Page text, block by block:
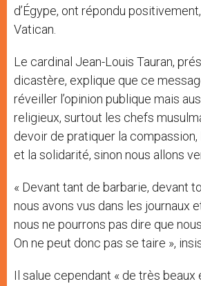
d’Égype, ont répondu
Vatican.
Le cardinal Jean-Louis Tauran,
dicastère, explique que ce
réveiller l’opinion publique mais
religieux, surtout les chefs
devoir de pratiquer la
et la solidarité, sinon nous allons
« Devant tant de barbarie, devant
nous avons vus dans les journaux
nous ne pourrons pas dire que
On ne peut donc pas se taire »,
Il salue cependant « de très beaux